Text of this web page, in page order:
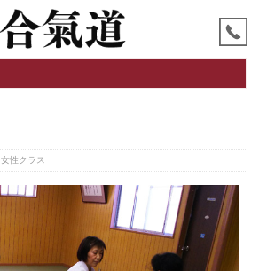
女性クラス